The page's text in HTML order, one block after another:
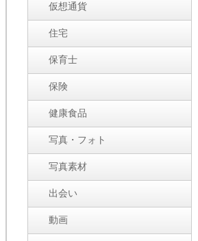
仮想通貨
住宅
保育士
保険
健康食品
写真・フォト
写真素材
出会い
動画